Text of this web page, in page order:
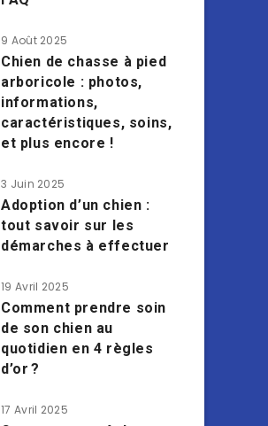
9 Août 2025
Chien de chasse à pied
arboricole : photos,
informations,
caractéristiques, soins,
et plus encore !
3 Juin 2025
Adoption d’un chien :
tout savoir sur les
démarches à effectuer
19 Avril 2025
Comment prendre soin
de son chien au
quotidien en 4 règles
d’or ?
17 Avril 2025